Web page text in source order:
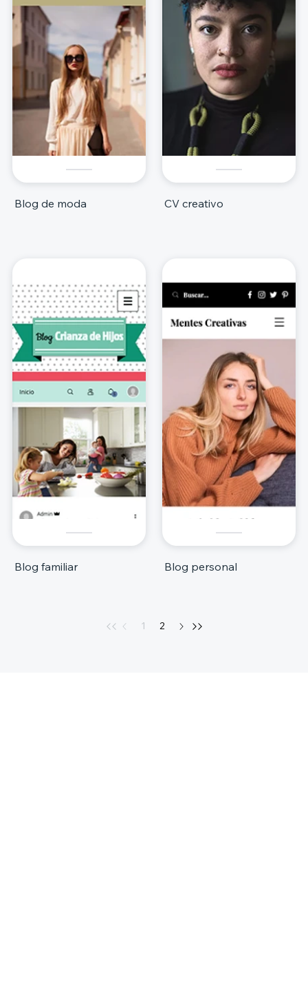
Blog de moda CV creativo
Blog familiar Blog personal
1 2